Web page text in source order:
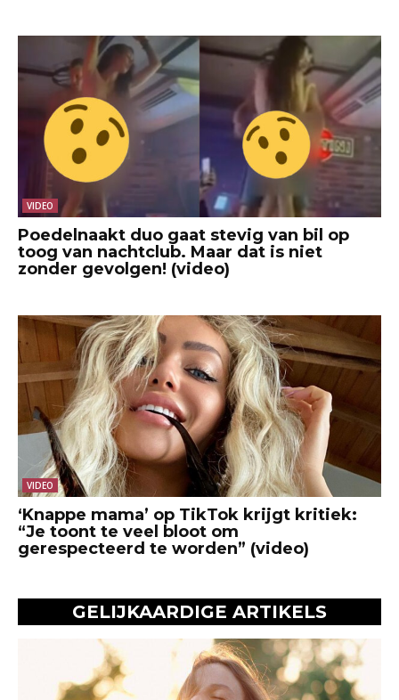
VIDEO
Poedelnaakt duo gaat stevig van bil op
toog van nachtclub. Maar dat is niet
zonder gevolgen! (video)
VIDEO
‘Knappe mama’ op TikTok krijgt kritiek:
“Je toont te veel bloot om
gerespecteerd te worden” (video)
GELIJKAARDIGE ARTIKELS